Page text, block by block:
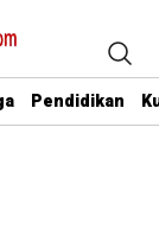
Pendidikan